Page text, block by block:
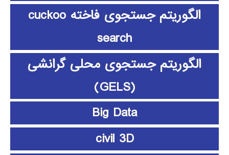
الگوریتم جستجوی فاخته cuckoo
search
الگوریتم جستجوی محلی گرانشی
(GELS)
Big Data
civil 3D